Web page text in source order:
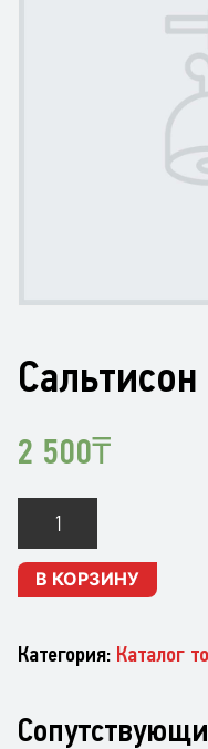
Сальтисон
2 500₸
Сальтисон
В КОРЗИНУ
Категория: Каталог